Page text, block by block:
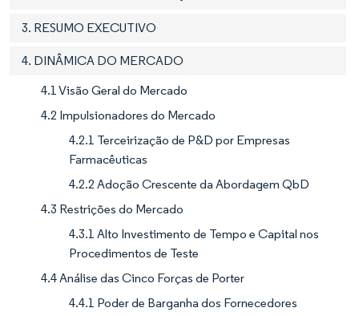
3. RESUMO EXECUTIVO
4. DINÂMICA DO MERCADO
4.1 Visão Geral do Mercado
4.2 Impulsionadores do Mercado
4.2.1 Terceirização de P&D por Empresas
Farmacêuticas
4.2.2 Adoção Crescente da Abordagem QbD
4.3 Restrições do Mercado
4.3.1 Alto Investimento de Tempo e Capital nos
Procedimentos de Teste
4.4 Análise das Cinco Forças de Porter
4.4.1 Poder de Barganha dos Fornecedores